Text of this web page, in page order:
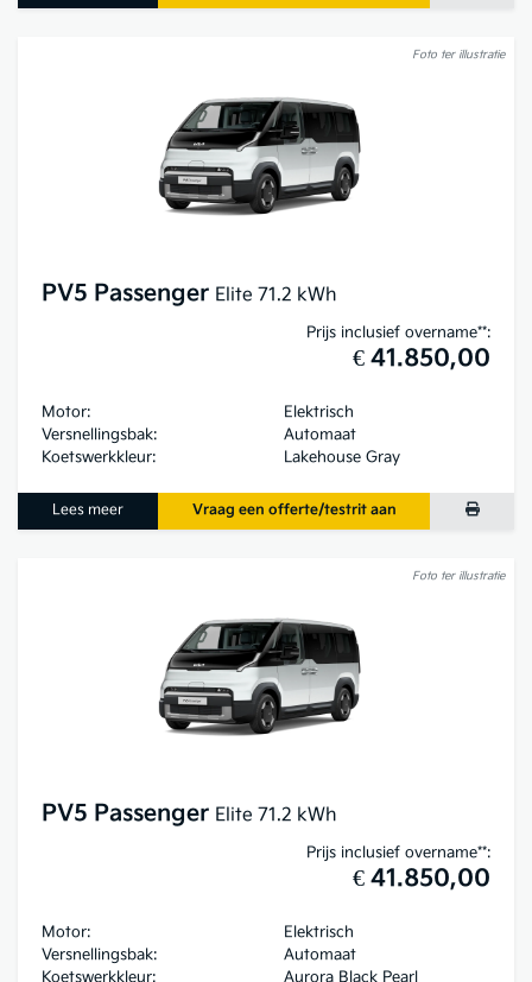
Foto ter illustratie
PV5 Passenger Elite 71.2 kWh
Prijs inclusief overname**:
€ 41.850,00
Motor:
Elektrisch
Versnellingsbak:
Automaat
Koetswerkkleur:
Lakehouse Gray
Lees meer Vraag een offerte/testrit aan
Foto ter illustratie
PV5 Passenger Elite 71.2 kWh
Prijs inclusief overname**:
€ 41.850,00
Motor:
Elektrisch
Versnellingsbak:
Automaat
Koetswerkkleur:
Aurora Black Pearl